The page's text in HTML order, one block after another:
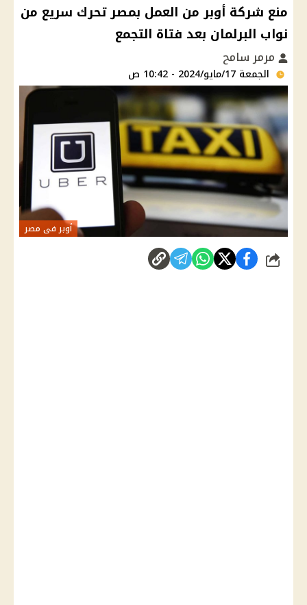
منع شركة أوبر من العمل بمصر تحرك سريع من
نواب البرلمان بعد فتاة التجمع
مرمر سامح
الجمعة 17/مايو/2024 - 10:42 ص
أوبر فى مصر
شارك